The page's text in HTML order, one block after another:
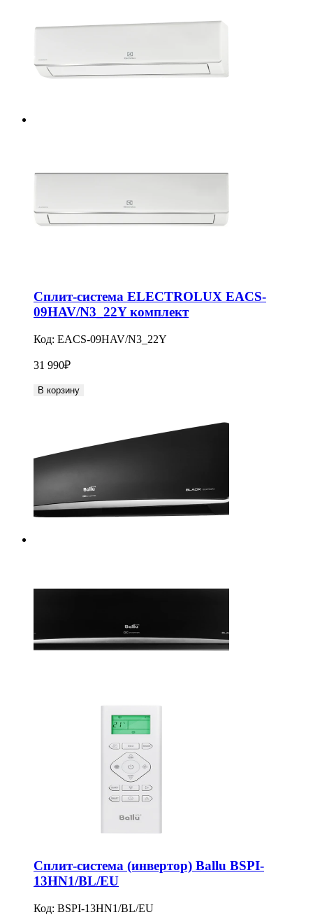
Сплит-система ELECTROLUX EACS-
09HAV/N3_22Y комплект
Код: EACS-09HAV/N3_22Y
31 990₽
В корзину
Сплит-система (инвертор) Ballu BSPI-
13HN1/BL/EU
Код: BSPI-13HN1/BL/EU